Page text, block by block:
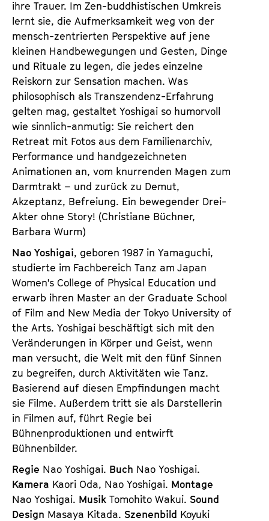
ihre Trauer. Im Zen-buddhistischen Umkreis
lernt sie, die Aufmerksamkeit weg von der
mensch-zentrierten Perspektive auf jene
kleinen Handbewegungen und Gesten, Dinge
und Rituale zu legen, die jedes einzelne
Reiskorn zur Sensation machen. Was
philosophisch als Transzendenz-Erfahrung
gelten mag, gestaltet Yoshigai so humorvoll
wie sinnlich-anmutig: Sie reichert den
Retreat mit Fotos aus dem Familienarchiv,
Performance und handgezeichneten
Animationen an, vom knurrenden Magen zum
Darmtrakt – und zurück zu Demut,
Akzeptanz, Befreiung. Ein bewegender Drei-
Akter ohne Story! (Christiane Büchner,
Barbara Wurm)
Nao Yoshigai, geboren 1987 in Yamaguchi,
studierte im Fachbereich Tanz am Japan
Women's College of Physical Education und
erwarb ihren Master an der Graduate School
of Film and New Media der Tokyo University of
the Arts. Yoshigai beschäftigt sich mit den
Veränderungen in Körper und Geist, wenn
man versucht, die Welt mit den fünf Sinnen
zu begreifen, durch Aktivitäten wie Tanz.
Basierend auf diesen Empfindungen macht
sie Filme. Außerdem tritt sie als Darstellerin
in Filmen auf, führt Regie bei
Bühnenproduktionen und entwirft
Bühnenbilder.
Regie Nao Yoshigai. Buch Nao Yoshigai.
Kamera Kaori Oda, Nao Yoshigai. Montage
Nao Yoshigai. Musik Tomohito Wakui. Sound
Design Masaya Kitada. Szenenbild Koyuki